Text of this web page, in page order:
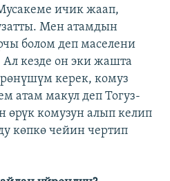
ичик жаап,
Мен атамдын
болом деп маселени
кезде он эки жашта
керек, комуз
атам макул деп Тогуз-
өрүк комузун алып келип
көпкө чейин чертип